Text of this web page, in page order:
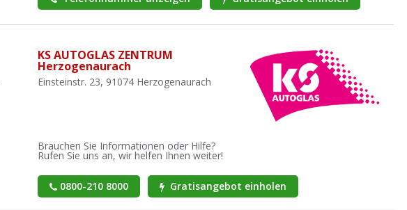
KS AUTOGLAS ZENTRUM
Herzogenaurach
Einsteinstr. 23, 91074 Herzogenaurach
Brauchen Sie Informationen oder Hilfe?
Rufen Sie uns an, wir helfen Ihnen weiter!
0800-210 8000 Gratisangebot einholen